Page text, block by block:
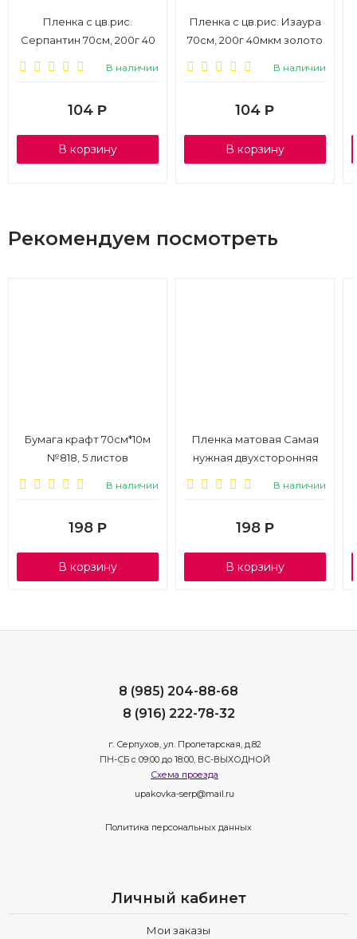
Пленка с цв.рис.
Серпантин 70см, 200г 40
В наличии
104 Р
В корзину
Пленка с цв.рис. Изаура
70см, 200г 40мкм золото
В наличии
104 Р
В корзину
Рекомендуем посмотреть
Бумага крафт 70см*10м
№818, 5 листов
В наличии
198 Р
В корзину
Пленка матовая Самая
нужная двухсторонняя
В наличии
198 Р
В корзину
8 (985) 204-88-68
8 (916) 222-78-32
г. Серпухов, ул. Пролетарская, д.82
ПН-СБ с 09:00 до 18:00, ВС-ВЫХОДНОЙ
Схема проезда
upakovka-serp@mail.ru
Политика персональных данных
Личный кабинет
Мои заказы